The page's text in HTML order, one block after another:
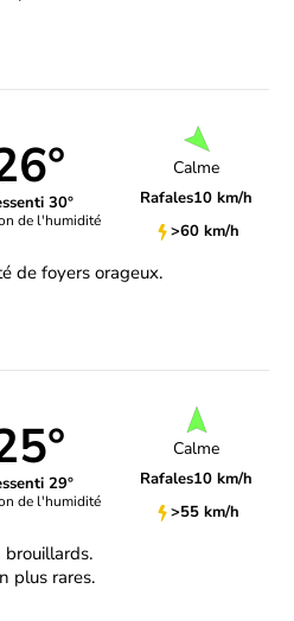
30°
de l'humidité
Calme
Rafales10 km/h
>60 km/h
de foyers orageux.
29°
de l'humidité
Calme
Rafales10 km/h
>55 km/h
brouillards.
plus rares.